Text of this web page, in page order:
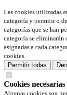
Las cookies utilizadas
categoría y permitir o
categorías que se han
categoría se eliminarán
asignadas a cada
cookies.
Permitir todas
Cookies necesarias
Algunas cookies son